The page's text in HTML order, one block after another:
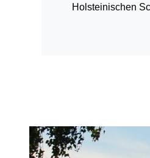
Holsteinischen